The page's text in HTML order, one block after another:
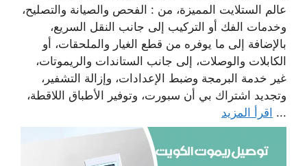
عالم الستلايت المميزة، من : الفحص والصيانة والتصليح،
وخدمات الفك أو التركيب إلى جانب النقل السريع،
بالإضافة إلى ما يوفره من قطع الغيار والملحقات، أو
الكابلات والوصلات، إلى جانب الستاندات والريموتات،
غير خدمة البرمجة وضبط الإعدادات، وإزالة التشفير،
وتجديد اشتراك بي أن سبورت، وتوفير الأطباق اللاقطة،
... اقرأ المزيد